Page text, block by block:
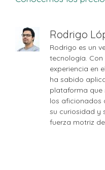
Rodrigo
Rodrigo es un
tecnología.
experiencia en
ha sabido
plataforma que
los aficionados
su curiosidad y
fuerza motriz